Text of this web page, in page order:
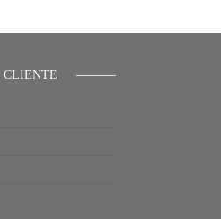
CLIENTE